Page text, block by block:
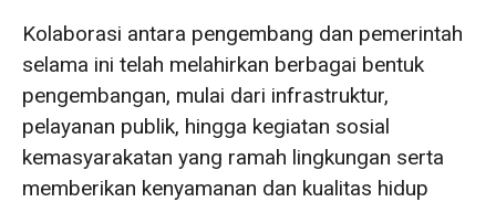
Kolaborasi antara pengembang dan pemerintah
selama ini telah melahirkan berbagai bentuk
pengembangan, mulai dari infrastruktur,
pelayanan publik, hingga kegiatan sosial
kemasyarakatan yang ramah lingkungan serta
memberikan kenyamanan dan kualitas hidup